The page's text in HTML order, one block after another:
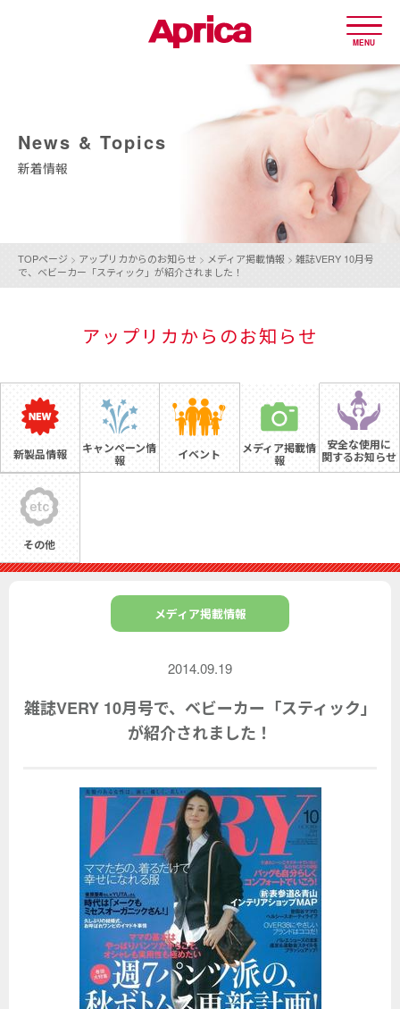
MENU
News & Topics
新着情報
TOPページ > アップリカからのお知らせ > メディア掲載情報 > 雑誌VERY 10月号
で、ベビーカー「スティック」が紹介されました！
アップリカからのお知らせ
新製品情報 キャンペーン情
報 イベント メディア掲載情
報
安全な使用に
関するお知らせ
その他
メディア掲載情報
2014.09.19
雑誌VERY 10月号で、ベビーカー「スティック」
が紹介されました！